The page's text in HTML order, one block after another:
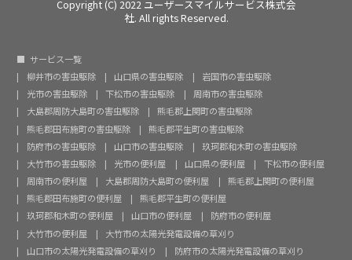
Copyright (C) 2022 ユーザースマイルサービス株式会
社. All rights Reserved.
サービス一覧
柳井市の害虫駆除
山口県の害虫駆除
岩国市の害虫駆除
光市の害虫駆除
下松市の害虫駆除
周南市の害虫駆除
大島郡周防大島町の害虫駆除
熊毛郡上関町の害虫駆除
熊毛郡田布施町の害虫駆除
熊毛郡平生町の害虫駆除
防府市の害虫駆除
山口市の害虫駆除
玖珂郡和木町の害虫駆除
大竹市の害虫駆除
光市の便利屋 山口県の便利屋
下松市の便利屋
周南市の便利屋
大島郡周防大島町の便利屋
熊毛郡上関町の便利屋
熊毛郡田布施町の便利屋
熊毛郡平生町の便利屋
玖珂郡和木町の便利屋
山口市の便利屋
防府市の便利屋
大竹市の便利屋
大竹市の太陽光発電設備の草刈り
山口市の太陽光発電設備の草刈り
防府市の太陽光発電設備の草刈り